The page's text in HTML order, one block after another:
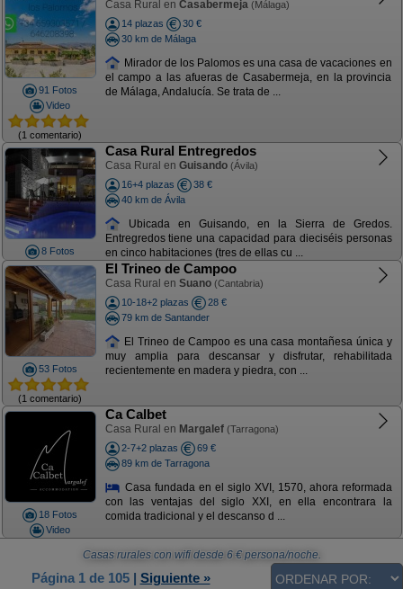
91 Fotos
Video
(1 comentario)
Casa Rural en Casabermeja (Málaga)
14 plazas
30 €
30 km de Málaga
Mirador de los Palomos es una casa de vacaciones en
el campo a las afueras de Casabermeja, en la provincia
de Málaga, Andalucía. Se trata de ...
8 Fotos
Casa Rural Entregredos
Casa Rural en Guisando (Ávila)
16+4 plazas
38 €
40 km de Ávila
Ubicada en Guisando, en la Sierra de Gredos.
Entregredos tiene una capacidad para dieciséis personas
en cinco habitaciones (tres de ellas cu ...
53 Fotos
(1 comentario)
El Trineo de Campoo
Casa Rural en Suano (Cantabria)
10-18+2 plazas
28 €
79 km de Santander
El Trineo de Campoo es una casa montañesa única y
muy amplia para descansar y disfrutar, rehabilitada
recientemente en madera y piedra, con ...
18 Fotos
Video
Ca Calbet
Casa Rural en Margalef (Tarragona)
2-7+2 plazas
69 €
89 km de Tarragona
Casa fundada en el siglo XVI, 1570, ahora reformada
con las ventajas del siglo XXI, en ella encontrara la
comida tradicional y el descanso d ...
Casas rurales con wifidesde 6€ persona/noche.
Página 1 de 105| Siguiente »